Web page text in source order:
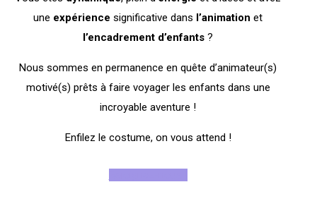
une expérience significative dans l’animation et
l’encadrement d’enfants ?
Nous sommes en permanence en quête d’animateur(s)
motivé(s) prêts à faire voyager les enfants dans une
incroyable aventure !
Enfilez le costume, on vous attend !